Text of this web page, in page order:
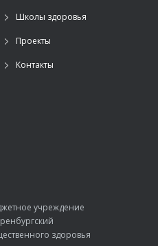
Школы здоровья
Проекты
Контакты
учреждение
здоровья